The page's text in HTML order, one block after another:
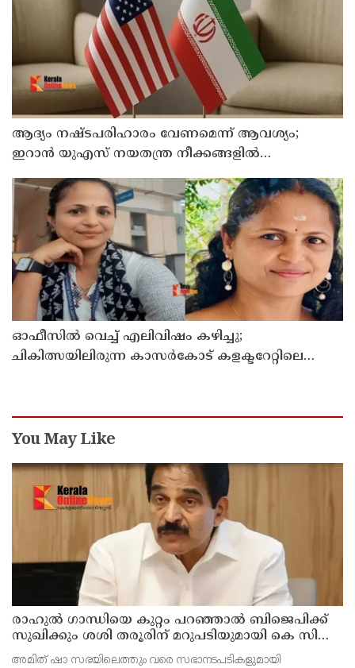
ആദ്യം നഷ്ടപരിഹാരം വേണമെന്ന് ആവശ്യം;
ഇറാന്‍ യുഎസ് നയതന്ത്ര നീക്കങ്ങളില്‍
ഓഫീസില്‍ വെച്ച് എലിവിഷം കഴിച്ചു;
ചികിത്സയിലിരുന്ന കാസര്‍കോട് കളക്ടറേറ്റിലെ
You May Like
രാഹുല്‍ ഗാന്ധിയെ കുറ്റം പറഞ്ഞാല്‍ ബിജെപിക്ക്
സുഖിക്കും ശശി തരൂരിന് മറുപടിയുമായി കെ സി
വേണുഗോപാല്‍
അമിത് ഷാ സഭയിലെത്തും വരെ സഭാനടപടികളുമായി